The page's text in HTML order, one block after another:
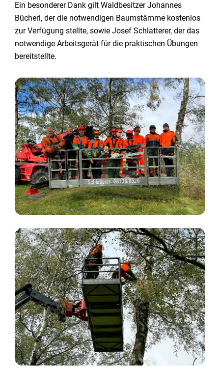
Ein besonderer Dank gilt Waldbesitzer Johannes
Bücherl, der die notwendigen Baumstämme kostenlos
zur Verfügung stellte, sowie Josef Schlatterer, der das
notwendige Arbeitsgerät für die praktischen Übungen
bereitstellte.